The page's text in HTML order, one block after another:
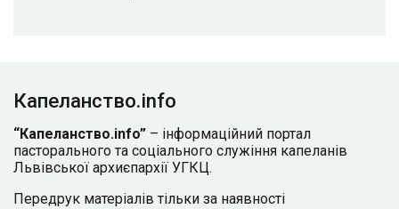
Капеланство.info
“Капеланство.info” – інформаційний портал
пасторального та соціального служіння капеланів
Львівської архиєпархії УГКЦ.
Передрук матеріалів тільки за наявності